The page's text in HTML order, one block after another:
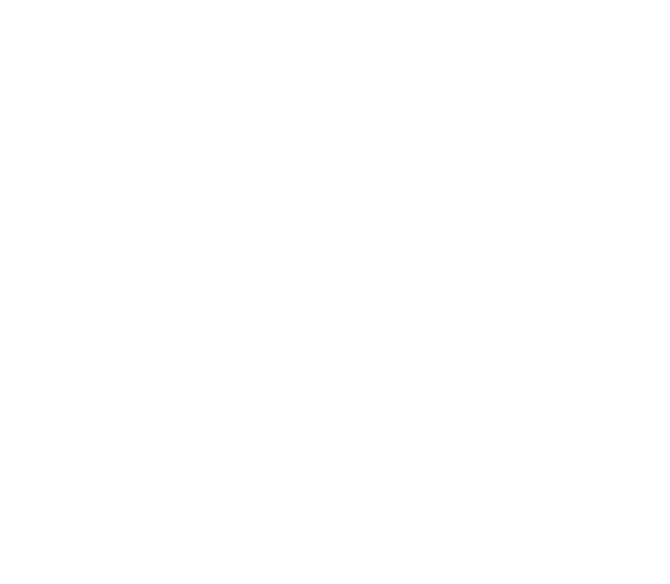
za poplatek, rezervace nutná, lobby bar, bar u bazénu, bar na pláži, několik bazénů (1
hřiště, obchodní arkáda.
uvedené vybavení)
(doporučujeme obuv do vody), molo, lehátka, slunečníky a osušky zdarma, bar na pláži.
hod.)